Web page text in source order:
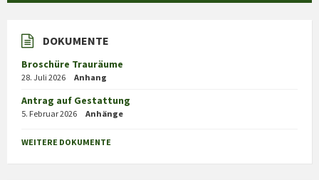
DOKUMENTE
Broschüre Trauräume
28. Juli 2026 Anhang
Antrag auf Gestattung
5. Februar 2026 Anhänge
WEITERE DOKUMENTE